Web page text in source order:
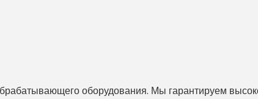
оборудования. Мы гарантируем